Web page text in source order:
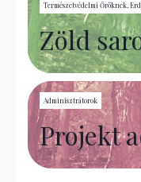
Természetvédelmi Őröknek,
Zöld
Adminisztrátorok
Projekt